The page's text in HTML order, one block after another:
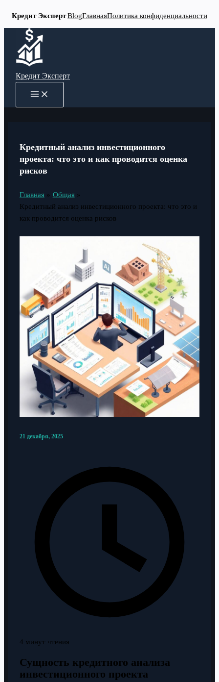
Кредит ЭкспертBlogГлавнаяПолитика конфиденциальности
Перейти
содержимому
Кредит Эксперт
MAIN
MENU
Кредитный анализ инвестиционного
проекта: что это и как проводится оценка
рисков
Главная
Общая
Кредитный анализ инвестиционного проекта: что это и
как проводится оценка рисков
21 декабря, 2025
4 минут чтения
Сущность кредитного анализа
инвестиционного проекта